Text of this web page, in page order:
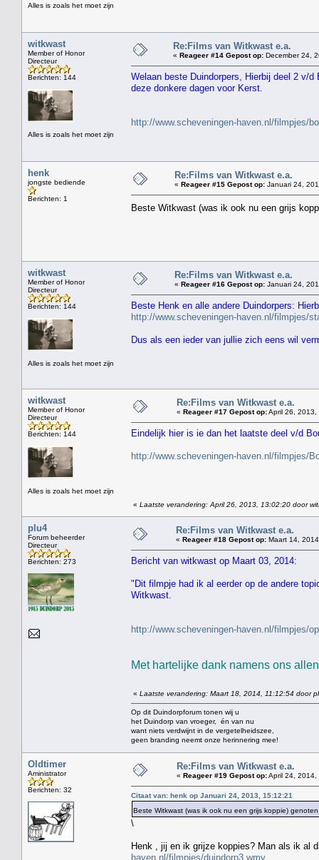
Alles is zoals het moet zijn
witkwast
Member of Honor
Directeur
Berichten: 144
Alles is zoals het moet zijn
Re:Films van Witkwast e.a.
« Reageer #14 Gepost op: December 24,
Welaan beste Duindorpers, Hierbij deel 2 v/
deze donkere dagen voor Kerst.
http://www.scheveningen-haven.nl/filmpjes/
henk
jongste bediende
Berichten: 1
Re:Films van Witkwast e.a.
« Reageer #15 Gepost op: Januari 24,
Beste Witkwast (was ik ook nu een grijs
witkwast
Member of Honor
Directeur
Berichten: 144
Alles is zoals het moet zijn
Re:Films van Witkwast e.a.
« Reageer #16 Gepost op: Januari 24,
Beste Henk en alle andere Duindorpers:
http://www.scheveningen-haven.nl/filmpjes/
Dus als een ieder van jullie zich eens wil
witkwast
Member of Honor
Directeur
Berichten: 144
Alles is zoals het moet zijn
Re:Films van Witkwast e.a.
« Reageer #17 Gepost op:April 26, 2013,
Eindelijk hier is ie dan het laatste deel v/d
http://www.scheveningen-haven.nl/filmpjes/
« Laatste verandering: April 26, 2013, 13:02:20 door
plu4
Forum beheerder
Directeur
Berichten: 273
Re:Films van Witkwast e.a.
« Reageer #18 Gepost op: Maart 14,
Bericht van witkwast op Maart 03, 2014:
"Dit filmpje had ik al eerder op de andere
Witkwast.
http://www.scheveningen-haven.nl/filmpjes/
Met hartelijke dank namens ons
« Laatste verandering: Maart 18, 2014, 11:12:54 door
Op dit Duindorpforum tonen wij u
het Duindorp van vroeger, én van nu
want niets verdwijnt in de vergetelheidszee,
geen branding neemt onze herinnering mee!
Oldtimer
Aministrator
Berichten: 32
Re:Films van Witkwast e.a.
« Reageer #19 Gepost op:April 24,
Citaat van: henk op Januari 24, 2013, 15:12:21
Beste Witkwast (was ik ook nu een grijs koppie)
\
Henk , jij en ik grijze koppies? Man als ik al
haven.nl/filmpjes/duindorp3.wmv